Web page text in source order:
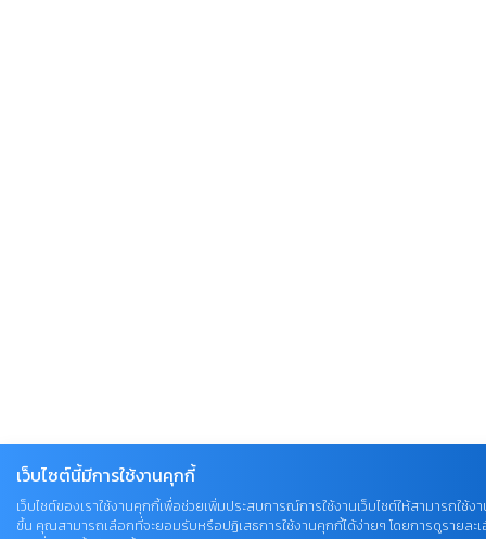
เว็บไซต์นี้มีการใช้งานคุกกี้
เว็บไซต์ของเราใช้งานคุกกี้เพื่อช่วยเพิ่มประสบการณ์การใช้งานเว็บไซต์ให้สามารถใช้ง
ขึ้น คุณสามารถเลือกที่จะยอมรับหรือปฏิเสธการใช้งานคุกกี้ได้ง่ายๆ โดยการดูรายละ